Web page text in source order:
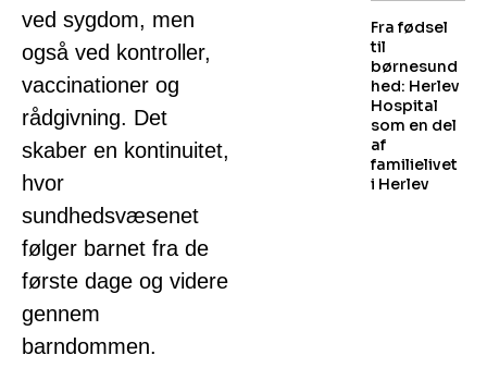
ved sygdom, men
også ved kontroller,
vaccinationer og
rådgivning. Det
skaber en kontinuitet,
hvor
sundhedsvæsenet
følger barnet fra de
første dage og videre
gennem
barndommen.
Fra fødsel
til
børnesund
hed: Herlev
Hospital
som en del
af
familielivet
i Herlev